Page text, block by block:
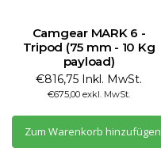
Camgear MARK 6 -
Tripod (75 mm - 10 Kg
payload)
€816,75 Inkl. MwSt.
€675,00 exkl. MwSt.
Zum Warenkorb hinzufügen